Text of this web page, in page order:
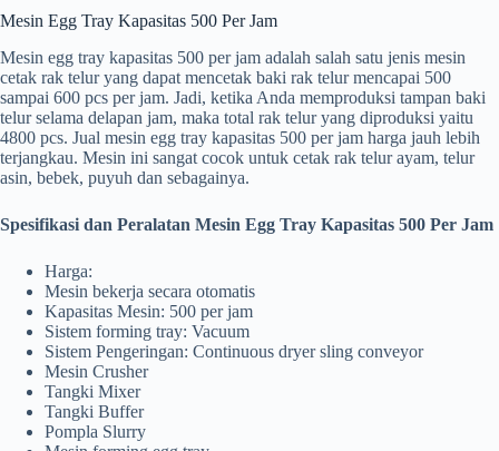
Mesin Egg Tray Kapasitas 500 Per Jam
Mesin egg tray kapasitas 500 per jam adalah salah satu jenis mesin
cetak rak telur yang dapat mencetak baki rak telur mencapai 500
sampai 600 pcs per jam. Jadi, ketika Anda memproduksi tampan baki
telur selama delapan jam, maka total rak telur yang diproduksi yaitu
4800 pcs. Jual mesin egg tray kapasitas 500 per jam harga jauh lebih
terjangkau. Mesin ini sangat cocok untuk cetak rak telur ayam, telur
asin, bebek, puyuh dan sebagainya.
Spesifikasi dan Peralatan Mesin Egg Tray Kapasitas 500 Per Jam
Harga:
Mesin bekerja secara otomatis
Kapasitas Mesin: 500 per jam
Sistem forming tray: Vacuum
Sistem Pengeringan: Continuous dryer sling conveyor
Mesin Crusher
Tangki Mixer
Tangki Buffer
Pompla Slurry